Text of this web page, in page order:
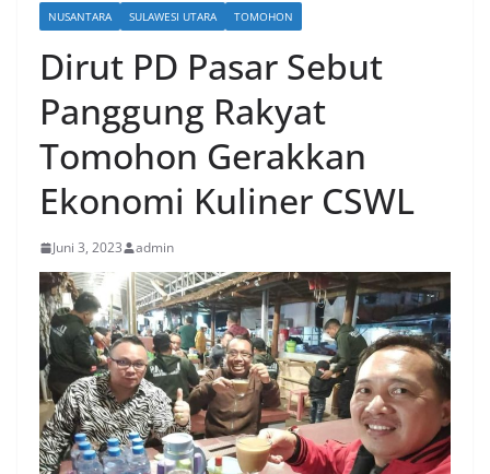
NUSANTARA SULAWESI UTARA TOMOHON
Dirut PD Pasar Sebut
Panggung Rakyat
Tomohon Gerakkan
Ekonomi Kuliner CSWL
Juni 3, 2023 admin